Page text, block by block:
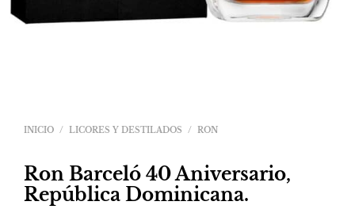
INICIO / LICORES Y DESTILADOS / RON
Ron Barceló 40 Aniversario,
República Dominicana.